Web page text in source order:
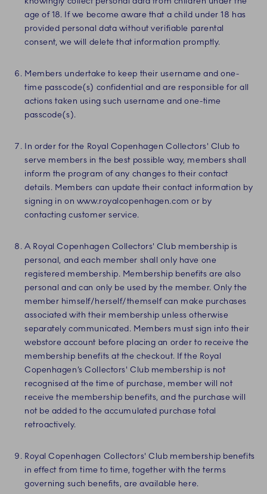
age of 18. If we become aware that a child under 18 has
provided personal data without verifiable parental
consent, we will delete that information promptly.
Members undertake to keep their username and one-
time passcode(s) confidential and are responsible for all
actions taken using such username and one-time
passcode(s).
In order for the Royal Copenhagen Collectors' Club to
serve members in the best possible way, members shall
inform the program of any changes to their contact
details. Members can update their contact information by
signing in on www.royalcopenhagen.com or by
contacting customer service.
A Royal Copenhagen Collectors' Club membership is
personal, and each member shall only have one
registered membership. Membership benefits are also
personal and can only be used by the member. Only the
member himself/herself/themself can make purchases
associated with their membership unless otherwise
separately communicated. Members must sign into their
webstore account before placing an order to receive the
membership benefits at the checkout. If the Royal
Copenhagen’s Collectors' Club membership is not
recognised at the time of purchase, member will not
receive the membership benefits, and the purchase will
not be added to the accumulated purchase total
retroactively.
Royal Copenhagen Collectors' Club membership benefits
in effect from time to time, together with the terms
governing such benefits, are available here.